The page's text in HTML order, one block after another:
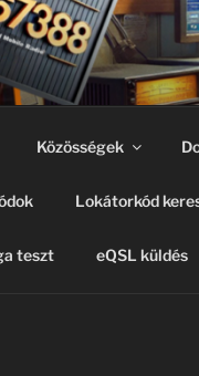
Közösségek
Lokátorkód
teszt eQSL küldés